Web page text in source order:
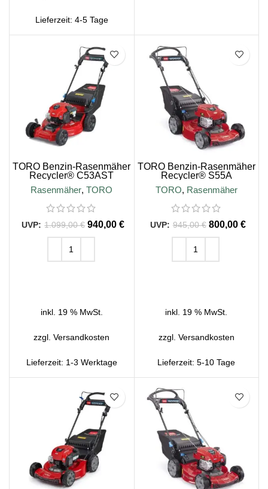
Lieferzeit: 4-5 Tage
TORO Benzin-Rasenmäher
Recycler® C53AST
Rasenmäher,TORO
1.099,00€ 940,00€
inkl. 19 % MwSt.
zzgl.Versandkosten
Lieferzeit: 1-3 Werktage
SALE
TORO Benzin-Rasenmäher
Recycler® S55A
TORO, Rasenmäher
945,00€ 800,00 €
inkl. 19 % MwSt.
zzgl. Versandkosten
Lieferzeit:5-10 Tage
SALE